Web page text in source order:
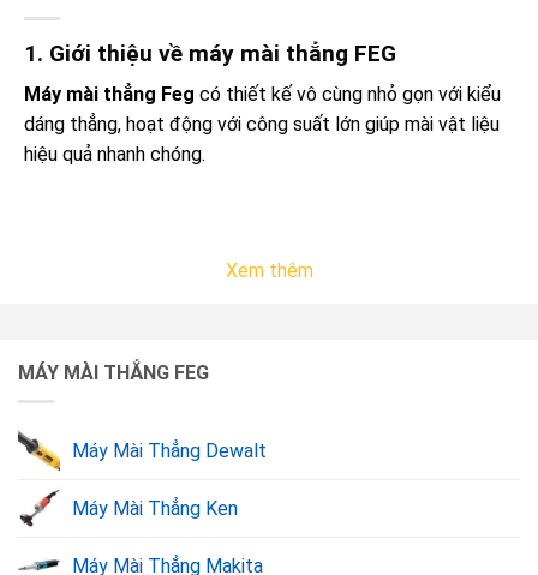
1. Giới thiệu về máy mài thẳng FEG
Máy mài thẳng Feg có thiết kế vô cùng nhỏ gọn với kiểu
dáng thẳng, hoạt động với công suất lớn giúp mài vật liệu
hiệu quả nhanh chóng.
2. Bảng giá máy mài thẳng FEG chính hãng
Xem thêm
MÁY MÀI THẲNG FEG
Máy Mài Thẳng Dewalt
Máy Mài Thẳng Ken
Máy Mài Thẳng Makita